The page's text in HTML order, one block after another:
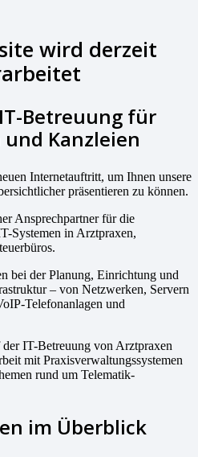
wird derzeit
IT-Betreuung für
Kanzleien
Internetauftritt, um Ihnen unsere
präsentieren zu können.
Ansprechpartner für die
Systemen in Arztpraxen,
bei der Planung, Einrichtung und
– von Netzwerken, Servern
Telefonanlagen und
IT-Betreuung von Arztpraxen
mit Praxisverwaltungssystemen
rund um Telematik-
im Überblick